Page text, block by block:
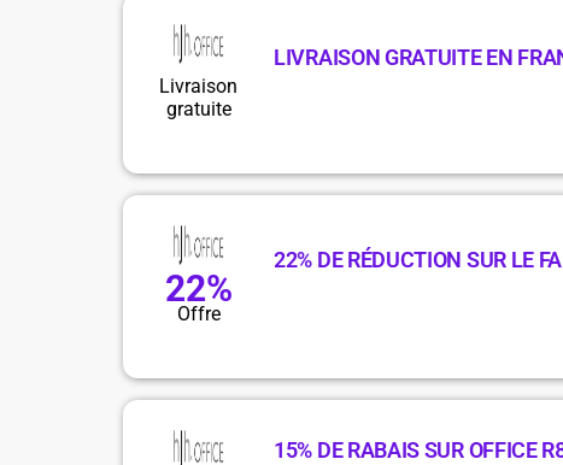
Livraison
gratuite
LIVRAISON GRATUITE EN
22%
Offre
22% DE RÉDUCTION SUR LE
15% DE RABAIS SUR OFFICE